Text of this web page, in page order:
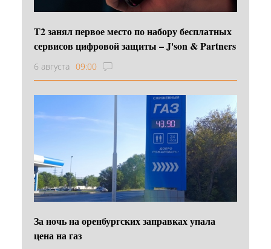
Т2 занял первое место по набору бесплатных
сервисов цифровой защиты – J'son & Partners
6 августа 09:00
За ночь на оренбургских заправках упала
цена на газ